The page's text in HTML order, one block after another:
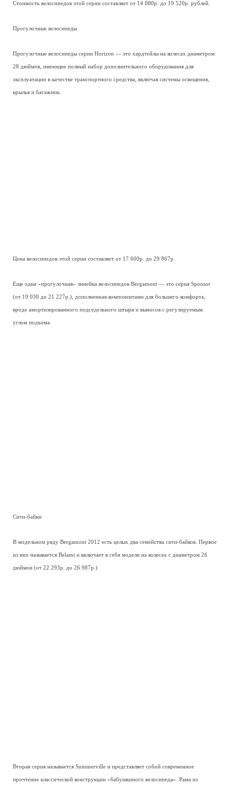
Стоимость велосипедов этой серии составляет от 14 080р. до 19 520р. рублей.
Прогулочные велосипеды
Прогулочные велосипеды серии Horizon — это хардтейлы на колесах диаметром
28 дюймов, имеющие полный набор дополнительного оборудования для
эксплуатации в качестве транспортного средства, включая системы освещения,
крылья и багажник.
Цена велосипедов этой серии составляет от 17 600р. до 29 867р.
Еще одна «прогулочная» линейка велосипедов Bergamont — это серия Sponsor
(от 19 030 до 21 227р.), дополненная компонентами для большего комфорта,
вроде амортизированного подседельного штыря и выносов с регулируемым
углом подъема.
Сити-байки
В модельном ряду Bergamont 2012 есть целых два семейства сити-байков. Первое
из них называется Belami и включает в себя модели на колесах с диаметром 26
дюймов (от 22 293р. до 26 987р.)
Вторая серия называется Summerville и представляет собой современное
прочтение классической конструкции «бабушкиного велосипеда». Рама из